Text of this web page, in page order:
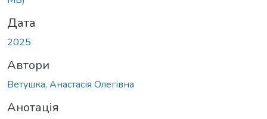
Дата
2025
Автори
Ветушка, Анастасія Олегівна
Анотація